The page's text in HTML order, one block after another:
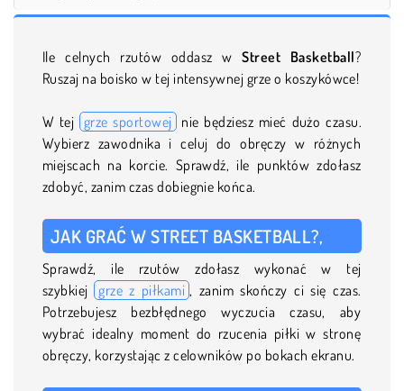
Ile celnych rzutów oddasz wStreet Basketball?
Ruszaj na boisko w tej intensywnej grze o koszykówce!
W tej grze sportowej nie będziesz mieć dużo czasu.
Wybierz zawodnika i celuj do obręczy w różnych
miejscach na korcie. Sprawdź, ile punktów zdołasz
zdobyć, zanim czas dobiegnie końca.
JAK GRAĆ W STREET BASKETBALL?,
Sprawdź, ile rzutów zdołasz wykonać w tej
szybkiej grze z piłkami , zanim skończy ci się czas.
Potrzebujesz bezbłędnego wyczucia czasu, aby
wybrać idealny moment do rzucenia piłki w stronę
obręczy, korzystając z celowników po bokach ekranu.